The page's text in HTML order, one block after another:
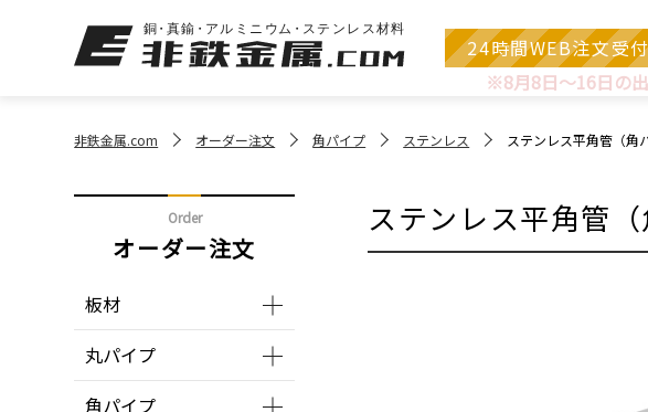
※8月8日～16日の出
24時間WEB注文受
非鉄金属.com オーダー注文 角パイプ ステンレス ステンレス平角管（角
ステンレス平角管
Order
オーダー注文
板材
丸パイプ
角パイプ